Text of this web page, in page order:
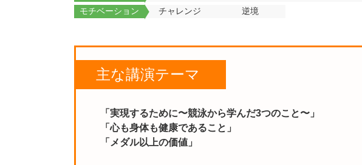
モチベーション
チャレンジ 逆境
主な講演テーマ
「実現するために〜競泳から学んだ3つのこと〜」
「心も身体も健康であること」
「メダル以上の価値」